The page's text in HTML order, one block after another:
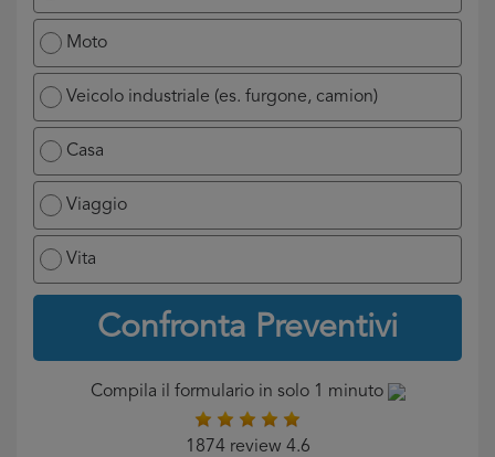
Moto
Veicolo industriale (es. furgone, camion)
Casa
Viaggio
Vita
Confronta Preventivi
Compila il formulario in solo 1 minuto
1874 review 4.6